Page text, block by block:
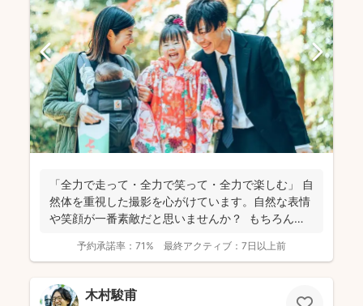
「全力で走って・全力で笑って・全力で楽しむ」 自
然体を重視した撮影を心がけています。自然な表情
や笑顔が一番素敵だと思いませんか？ もちろん、
予約承諾率： 71% 最終アクティブ： 7日以上前
木村駿甫